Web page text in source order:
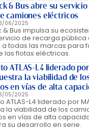
& Bus abre su
camiones eléctricos
06/2025
& Bus impulsa su
de recarga pública
todas las marcas para
las flotas eléctricas.
ATLAS-L4 liderado
la viabilidad de
en vías de alta
05/2025
ATLAS-L4 liderado por
la viabilidad de los
en vías de alta
su desarrollo en serie.